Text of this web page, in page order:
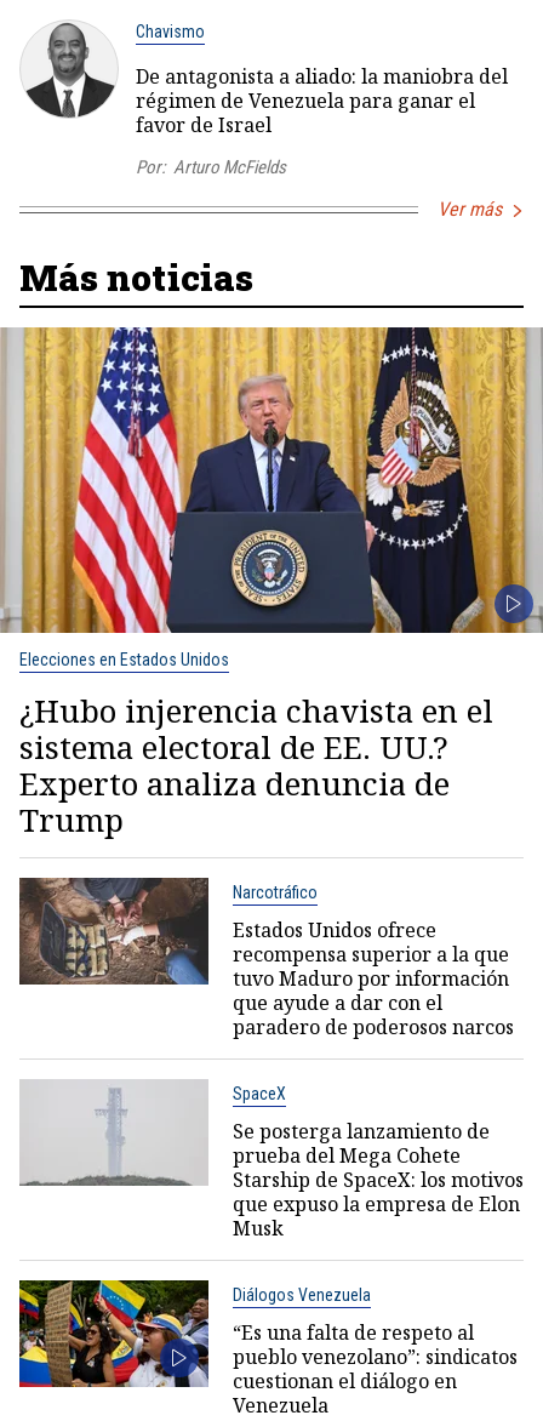
Chavismo
De antagonista a aliado: la maniobra del
régimen de Venezuela para ganar el
favor de Israel
Por: Arturo McFields
Ver más
Más noticias
Elecciones en Estados Unidos
¿Hubo injerencia chavista en el
sistema electoral de EE. UU.?
Experto analiza denuncia de
Trump
Narcotráfico
Estados Unidos ofrece
recompensa superior a la que
tuvo Maduro por información
que ayude a dar con el
paradero de poderosos narcos
SpaceX
Se posterga lanzamiento de
prueba del Mega Cohete
Starship de SpaceX: los motivos
que expuso la empresa de Elon
Musk
Diálogos Venezuela
“Es una falta de respeto al
pueblo venezolano”: sindicatos
cuestionan el diálogo en
Venezuela